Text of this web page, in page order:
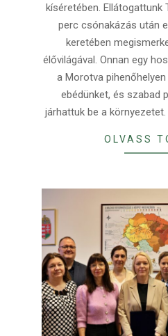
kíséretében.
perc csónakázás után
keretében
élővilágával. Onnan egy
a Morotva
ebédünket, és szabad
járhattuk be a
OLVASS